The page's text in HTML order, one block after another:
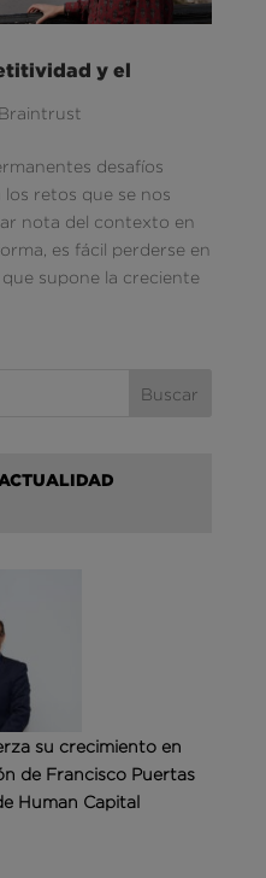
y el
desafíos
retos que se nos
nota del contexto en
es fácil perderse en
supone la creciente
su crecimiento en
de Francisco Puertas
Human Capital